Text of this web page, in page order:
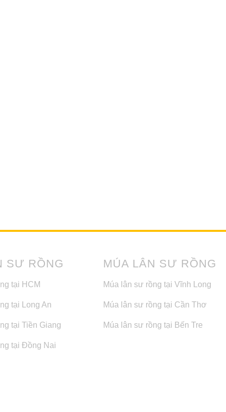
SƯ RỒNG
tại HCM
tại Long An
tại Tiền Giang
tại Đồng Nai
MÚA LÂN SƯ RỒNG
Múa lân sư rồng tại Vĩnh Long
Múa lân sư rồng tại Cần Thơ
Múa lân sư rồng tại Bến Tre